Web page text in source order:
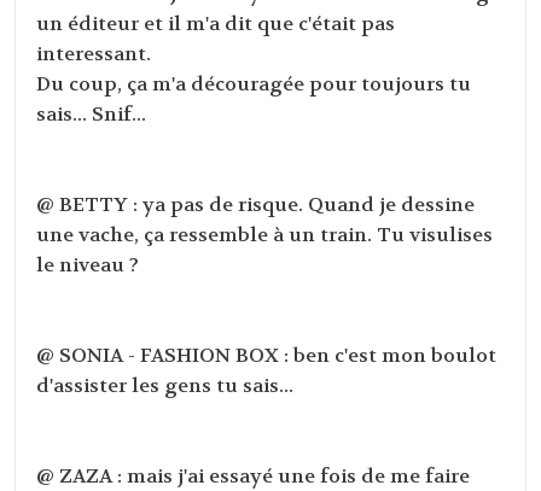
un éditeur et il m'a dit que c'était pas
interessant.
Du coup, ça m'a découragée pour toujours tu
sais... Snif...
@ BETTY : ya pas de risque. Quand je dessine
une vache, ça ressemble à un train. Tu visulises
le niveau ?
@ SONIA - FASHION BOX : ben c'est mon boulot
d'assister les gens tu sais...
@ ZAZA : mais j'ai essayé une fois de me faire